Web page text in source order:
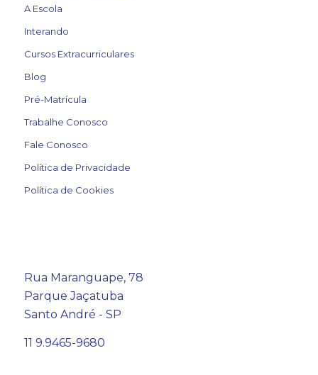
A Escola
Interando
Cursos Extracurriculares
Blog
Pré-Matrícula
Trabalhe Conosco
Fale Conosco
Política de Privacidade
Política de Cookies
Rua Maranguape, 78
Parque Jaçatuba
Santo André - SP
11 9.9465-9680